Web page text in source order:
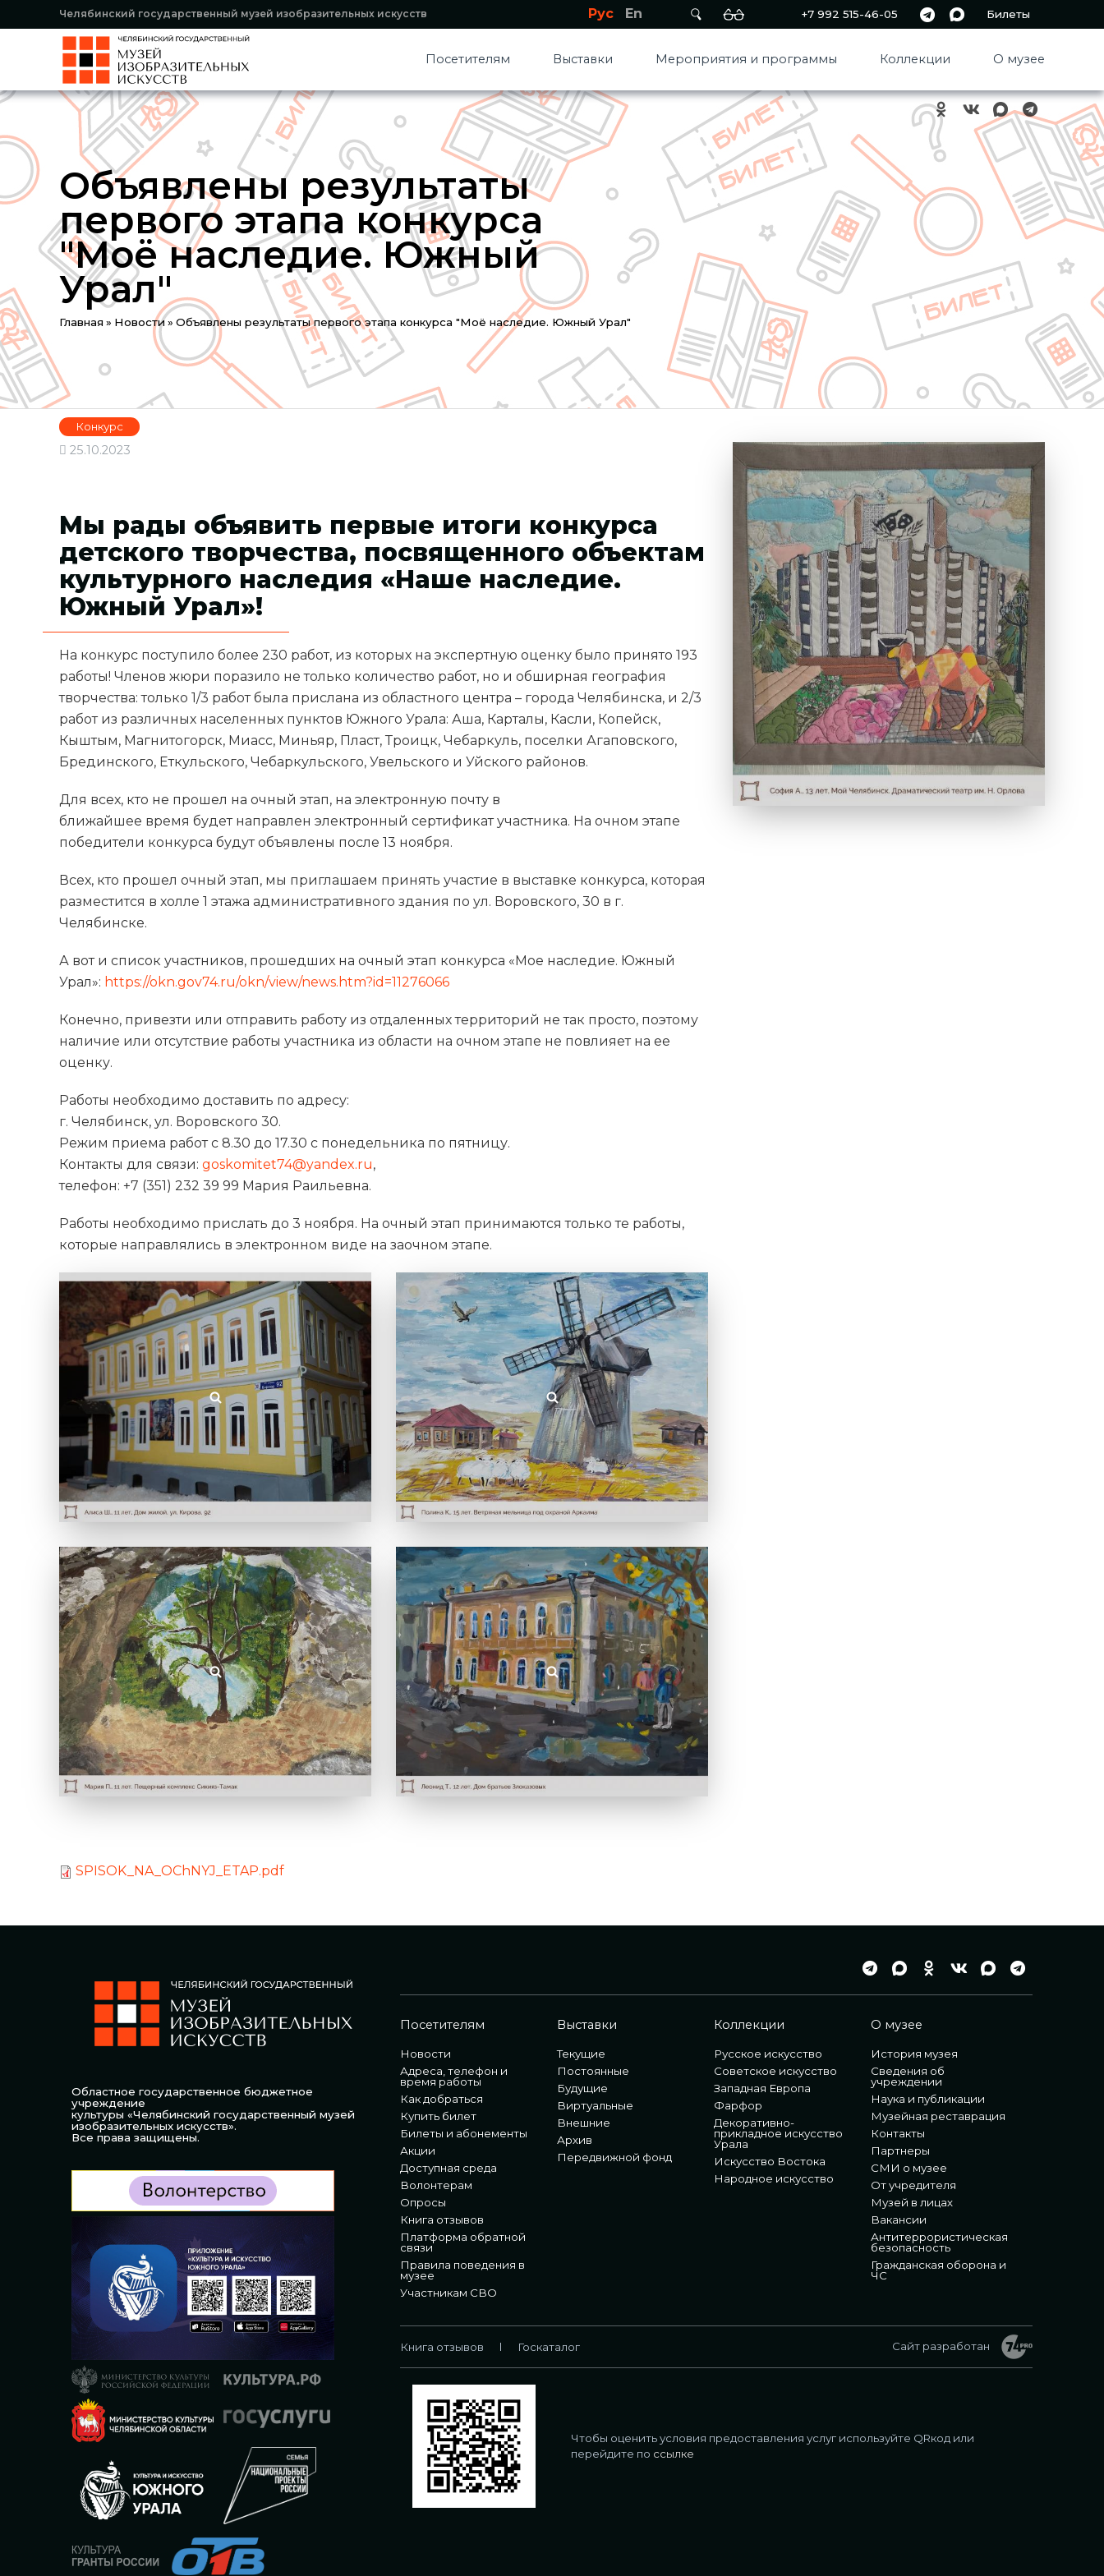
Челябинский государственный музей изобразительных искусств +7 992 515-46-05 Билеты
Рус En
Посетителям Выставки Мероприятия и программы Коллекции О музее
Объявлены результаты
первого этапа конкурса
"Моё наследие. Южный
Урал"
Вы
Главная » Новости» Объявлены результаты первого этапа конкурса "Моё наследие. Южный Урал"
25.10.2023
Конкурс
Мы рады объявить первые итоги конкурса
детского творчества, посвященного объектам
культурного наследия «Наше наследие.
Южный Урал»!
На конкурс поступило более 230 работ, из которых на экспертную оценку было принято 193
работы! Членов жюри поразило не только количество работ, но и обширная география
творчества: только 1/3 работ была прислана из областного центра – города Челябинска, и 2/3
работ из различных населенных пунктов Южного Урала: Аша, Карталы, Касли, Копейск,
Кыштым, Магнитогорск, Миасс, Миньяр, Пласт, Троицк, Чебаркуль, поселки Агаповского,
Брединского, Еткульского, Чебаркульского, Увельского и Уйского районов.
Для всех, кто не прошел на очный этап, на электронную почту в
ближайшее время будет направлен электронный сертификат участника. На очном этапе
победители конкурса будут объявлены после 13 ноября.
Всех, кто прошел очный этап, мы приглашаем принять участие в выставке конкурса, которая
разместится в холле 1 этажа административного здания по ул. Воровского, 30 в г.
Челябинске.
А вот и список участников, прошедших на очный этап конкурса «Мое наследие. Южный
Урал»: https://okn.gov74.ru/okn/view/news.htm?id=11276066
Конечно, привезти или отправить работу из отдаленных территорий не так просто, поэтому
наличие или отсутствие работы участника из области на очном этапе не повлияет на ее
оценку.
Работы необходимо доставить по адресу:
г. Челябинск, ул. Воровского 30.
Режим приема работ с 8.30 до 17.30 с понедельника по пятницу.
Контакты для связи: goskomitet74@yandex.ru,
телефон: +7 (351) 232 39 99 Мария Раильевна.
Работы необходимо прислать до 3 ноября. На очный этап принимаются только те работы,
которые направлялись в электронном виде на заочном этапе.
SPISOK_NA_OChNYJ_ETAP.pdf
Областное государственное бюджетное
учреждение
культуры «Челябинский государственный музей
изобразительных искусств».
Все права защищены.
Посетителям
Новости
Адреса, телефон и
время работы
Как добраться
Купить билет
Билеты и абонементы
Акции
Доступная среда
Волонтерам
Опросы
Книга отзывов
Платформа обратной
связи
Правила поведения в
музее
Участникам СВО
Выставки
Текущие
Постоянные
Будущие
Виртуальные
Внешние
Архив
Передвижной фонд
Коллекции
Русское искусство
Советское искусство
Западная Европа
Фарфор
Декоративно-
прикладное искусство
Урала
Искусство Востока
Народное искусство
О музее
История музея
Сведения об
учреждении
Наука и публикации
Музейная реставрация
Контакты
Партнеры
СМИ о музее
От учредителя
Музей в лицах
Вакансии
Антитеррористическая
безопасность
Гражданская оборона и
ЧС
Сайт разработан
Книга отзывов Госкаталог
Чтобы оценить условия предоставления услуг используйте QRкод или
перейдите по ссылке